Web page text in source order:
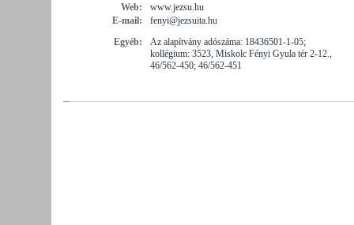
Web:
www.jezsu.hu
E-mail:
fenyi@jezsuita.hu
Egyéb:
Az alapítvány adószáma: 18436501-1-05;
kollégium: 3523, Miskolc Fényi Gyula tér 2-12.,
46/562-450; 46/562-451